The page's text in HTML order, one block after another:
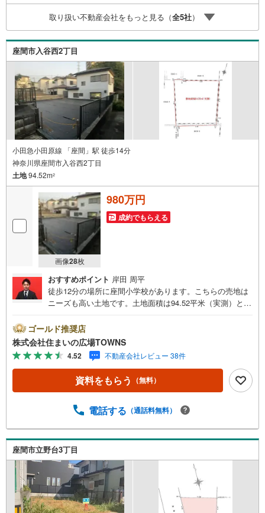
なってお客様に合った物件をご紹介させて頂きます！ /他社
様掲載物件も併せてご紹介可能ですのでお気軽にお問い合
わせ下さい♪駐車場もございますので、お車でのお越しも
大歓迎です！
取り扱い不動産会社をもっと見る（全5社）
座間市入谷西2丁目
小田急小田原線 「座間」駅 徒歩14分
神奈川県座間市入谷西2丁目
土地94.52m2
画像28枚
980万円
成約でもらえる
おすすめポイント 岸田 周平
徒歩12分の場所に座間小学校があります。こちらの売地は
ニーズも高い土地です。土地面積は94.52平米（実測）とな
一種低層住居専用地域は、ニーズも高くおすすめです。周
辺環境が好条件でニーズの高い住宅用地です。駅までは徒
歩14分でアクセス可能です。【年中無休/9:00～21:00】人
気物件は特にお問い合わせが集中するため、お早めにお電
話下さい。「室内・現地を見学する」ボタンよりご予約頂
くとご見学がスムーズです。■その他、各種ご相談も承って
ーション■住まいの広場TOWNSからお客様へ経験豊富なス
頂きます！ /他社様掲載物件も併せてご紹介可能ですのでお
気軽にお問い合わせ下さい♪駐車場もございますので、お
車でのお越しも大歓迎です！
ゴールド推奨店
株式会社住まいの広場TOWNS
4.52 不動産会社レビュー 38件
資料をもらう （無料）
電話する （通話料無料）
座間市立野台3丁目